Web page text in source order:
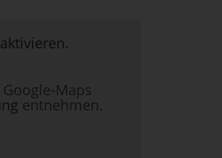
Maps
entnehmen.